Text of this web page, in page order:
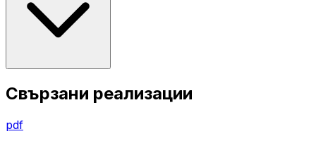
Свързани реализации
pdf